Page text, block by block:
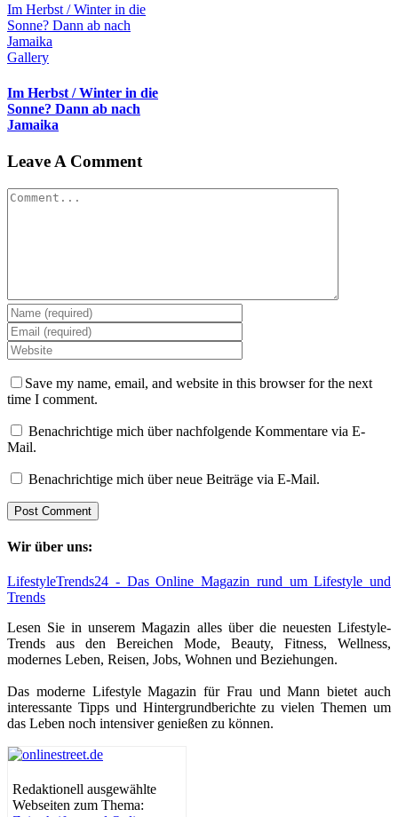
Im Herbst / Winter in die
Sonne? Dann ab nach
Jamaika
Gallery
Im Herbst / Winter in die
Sonne? Dann ab nach
Jamaika
Leave A Comment
Comment
Save my name, email, and website in this browser for the next
time I comment.
Benachrichtige mich über nachfolgende Kommentare via E-
Mail.
Benachrichtige mich über neue Beiträge via E-Mail.
Wir über uns:
LifestyleTrends24 - Das Online Magazin rund um Lifestyle und
Trends
Lesen Sie in unserem Magazin alles über die neuesten Lifestyle-
Trends aus den Bereichen Mode, Beauty, Fitness, Wellness,
modernes Leben, Reisen, Jobs, Wohnen und Beziehungen.
Das moderne Lifestyle Magazin für Frau und Mann bietet auch
interessante Tipps und Hintergrundberichte zu vielen Themen um
das Leben noch intensiver genießen zu können.
Redaktionell ausgewählte
Webseiten zum Thema: